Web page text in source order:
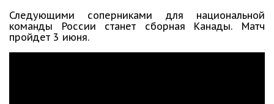
Следующими соперниками для национальной
команды России станет сборная Канады. Матч
пройдет 3 июня.